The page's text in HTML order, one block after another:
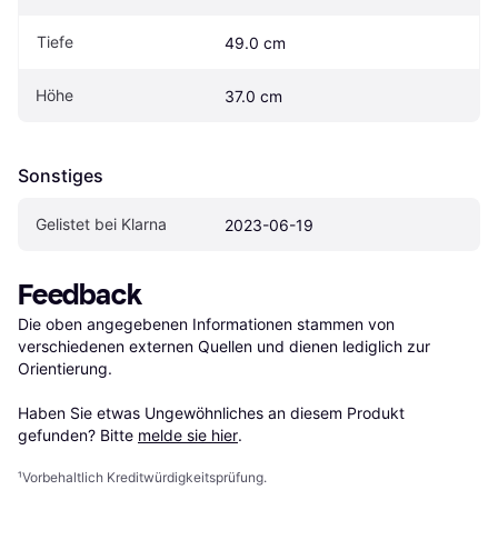
Tiefe 49.0 cm
Höhe 37.0 cm
Sonstiges
Gelistet bei Klarna 2023-06-19
Feedback
Die oben angegebenen Informationen stammen von
verschiedenen externen Quellen und dienen lediglich zur
Orientierung.
Haben Sie etwas Ungewöhnliches an diesem Produkt
gefunden? Bitte melde sie hier.
¹Vorbehaltlich Kreditwürdigkeitsprüfung.